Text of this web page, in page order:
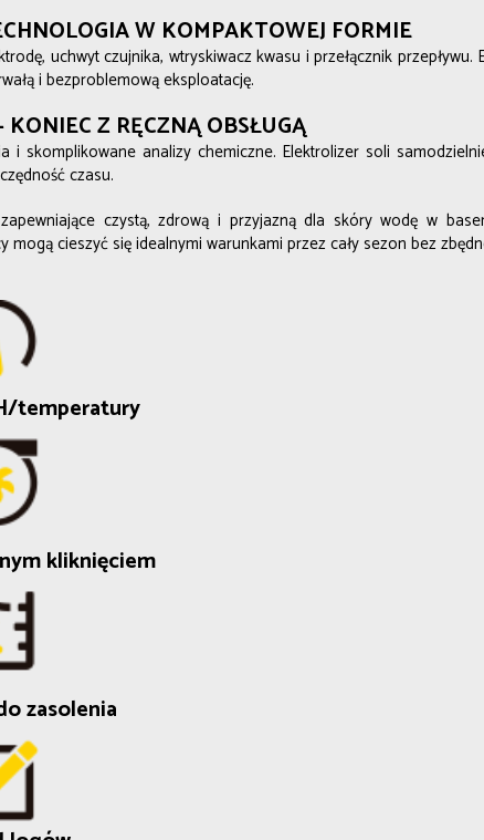
W KOMPAKTOWEJ FORMIE
uchwyt czujnika, wtryskiwacz kwasu i przełącznik
i bezproblemową eksploatację.
Z RĘCZNĄ OBSŁUGĄ
i skomplikowane analizy chemiczne. Elektrolizer soli
czasu.
czystą, zdrową i przyjazną dla skóry wodę w
cieszyć się idealnymi warunkami przez cały sezon bez
temperatury
kliknięciem
zasolenia